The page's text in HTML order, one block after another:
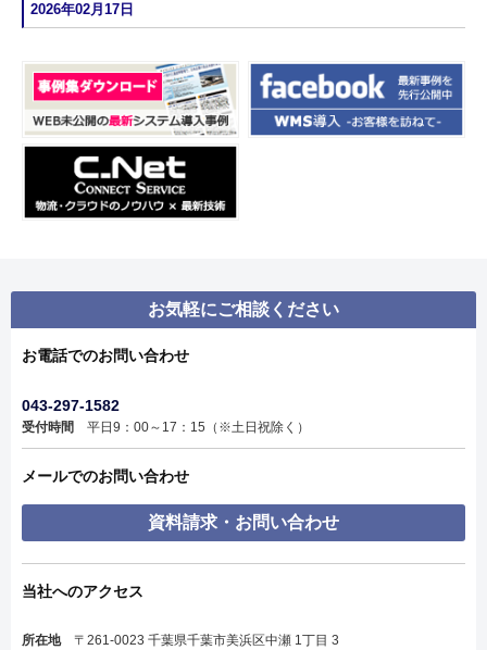
2026年02月17日
お気軽にご相談ください
お電話でのお問い合わせ
043-297-1582
受付時間 平日9：00～17：15（※土日祝除く）
メールでのお問い合わせ
資料請求・お問い合わせ
当社へのアクセス
所在地〒261-0023 千葉県千葉市美浜区中瀬 1丁目 3